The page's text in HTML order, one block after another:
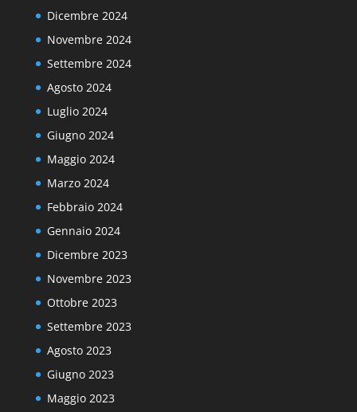
Dicembre 2024
Novembre 2024
Settembre 2024
Agosto 2024
Luglio 2024
Giugno 2024
Maggio 2024
Marzo 2024
Febbraio 2024
Gennaio 2024
Dicembre 2023
Novembre 2023
Ottobre 2023
Settembre 2023
Agosto 2023
Giugno 2023
Maggio 2023